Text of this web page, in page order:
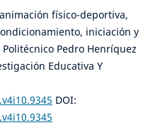
físico-deportiva,
iniciación y
Pedro Henríquez
Educativa Y
DOI: